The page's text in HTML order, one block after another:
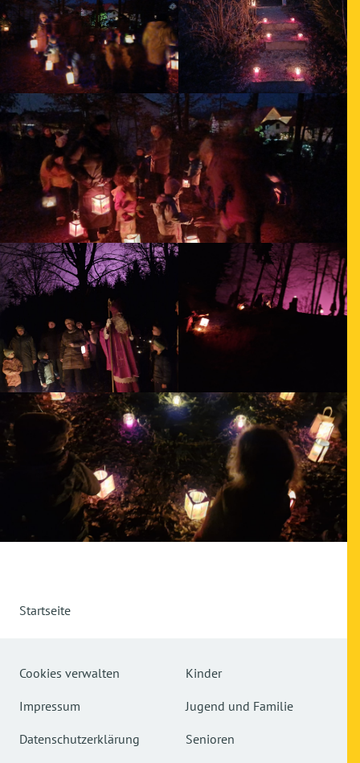
Startseite
Cookies verwalten
Impressum
Datenschutzerklärung
Kinder
Jugend und Familie
Senioren